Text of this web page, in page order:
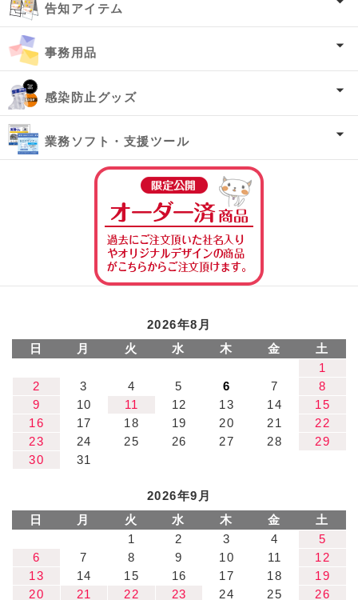
告知アイテム
事務用品
感染防止グッズ
業務ソフト・支援ツール
2026年8月
日
月 火 水 木 金
土
1
2
3 4 5 6 7
8
9
10 11 12 13 14
15
16
17 18 19 20 21
22
23
24 25 26 27 28
29
30
31
2026年9月
日
月 火 水 木 金
土
1
2 3 4
5
6
7 8 9 10 11
12
13
14 15 16 17 18
19
20
21 22 23 24 25 26